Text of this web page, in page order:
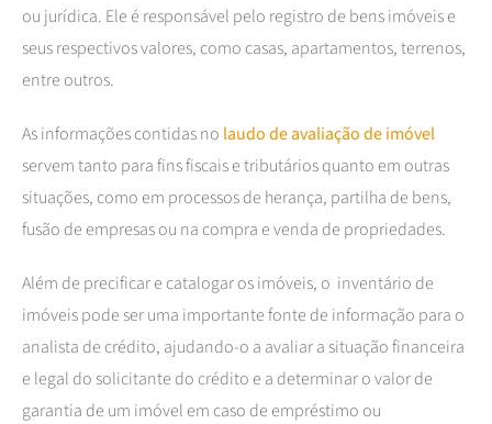
ou jurídica. Ele é responsável pelo registro de bens imóveis e
seus respectivos valores, como casas, apartamentos, terrenos,
entre outros.
As informações contidas no laudo de avaliação de imóvel
servem tanto para fins fiscais e tributários quanto em outras
situações, como em processos de herança, partilha de bens,
fusão de empresas ou na compra e venda de propriedades.
Além de precificar e catalogar os imóveis, o inventário de
imóveis pode ser uma importante fonte de informação para o
analista de crédito, ajudando-o a avaliar a situação financeira
e legal do solicitante do crédito e a determinar o valor de
garantia de um imóvel em caso de empréstimo ou